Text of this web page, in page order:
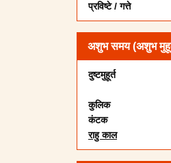
प्रविष्टे / गत्ते
अशुभ समय (अशुभ
दुष्टमुहूर्त
कुलिक
कंटक
राहु काल